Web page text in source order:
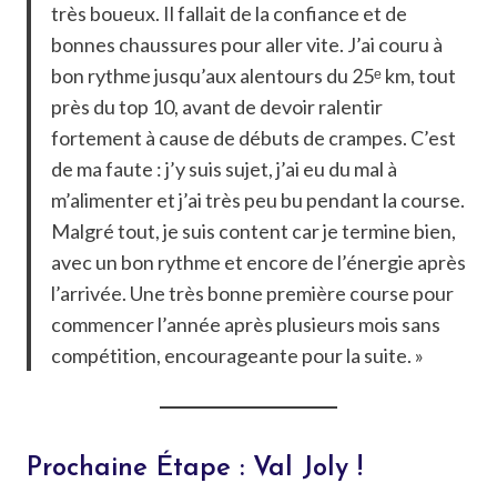
très boueux. Il fallait de la confiance et de
bonnes chaussures pour aller vite. J’ai couru à
bon rythme jusqu’aux alentours du 25ᵉ km, tout
près du top 10, avant de devoir ralentir
fortement à cause de débuts de crampes. C’est
de ma faute : j’y suis sujet, j’ai eu du mal à
m’alimenter et j’ai très peu bu pendant la course.
Malgré tout, je suis content car je termine bien,
avec un bon rythme et encore de l’énergie après
l’arrivée. Une très bonne première course pour
commencer l’année après plusieurs mois sans
compétition, encourageante pour la suite. »
Prochaine Étape : Val Joly !